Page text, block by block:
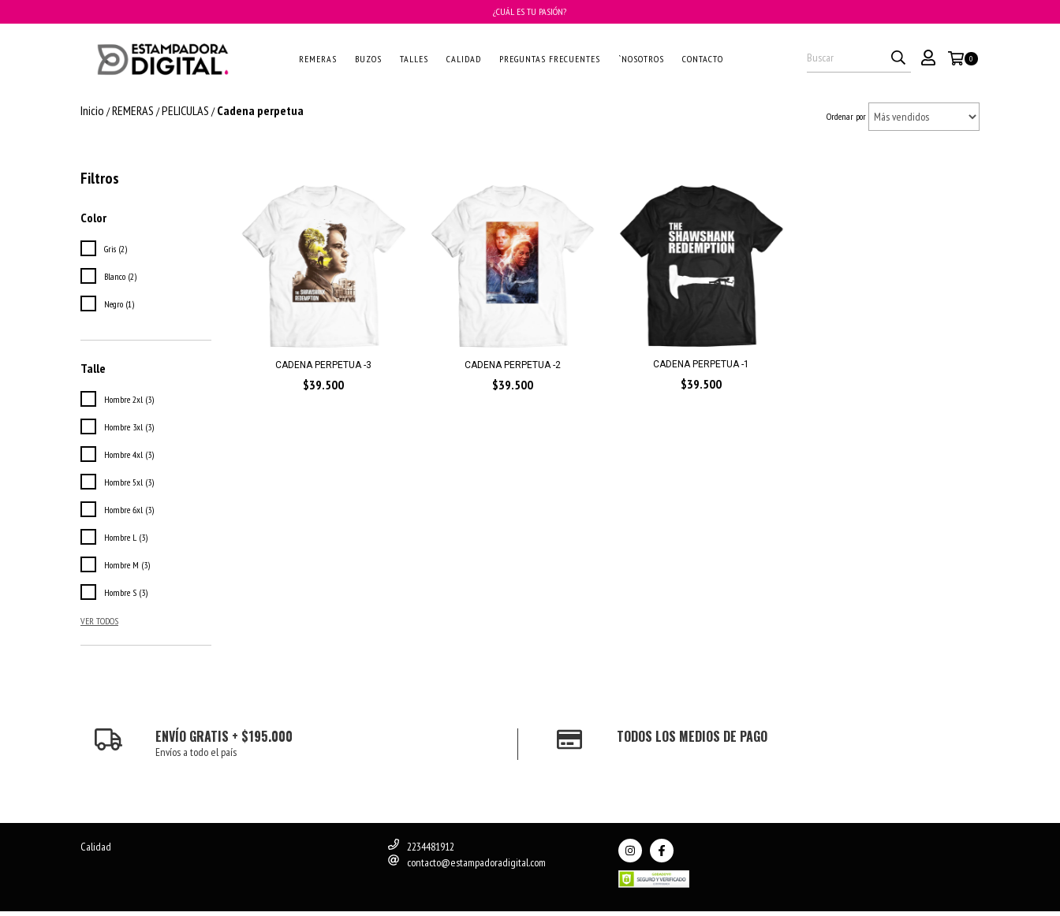
¿CUÁL ES TU PASIÓN?
REMERAS BUZOS TALLES CALIDAD PREGUNTAS FRECUENTES `NOSOTROS CONTACTO 0
Inicio /REMERAS /PELICULAS / Cadena perpetua Ordenar por
Filtros
Color
Gris (2)
Blanco (2)
Negro (1)
Talle
Hombre 2xl (3)
Hombre 3xl (3)
Hombre 4xl (3)
Hombre 5xl (3)
Hombre 6xl (3)
Hombre L (3)
Hombre M (3)
Hombre S (3)
VER TODOS
CADENA PERPETUA -3
$39.500
CADENA PERPETUA -2
$39.500
CADENA PERPETUA -1
$39.500
ENVÍO GRATIS + $195.000
Envíos a todo el país
TODOS LOS MEDIOS DE PAGO
Calidad
2234481912
contacto@estampadoradigital.com